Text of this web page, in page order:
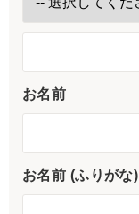
お名前
お名前 (ふりがな)